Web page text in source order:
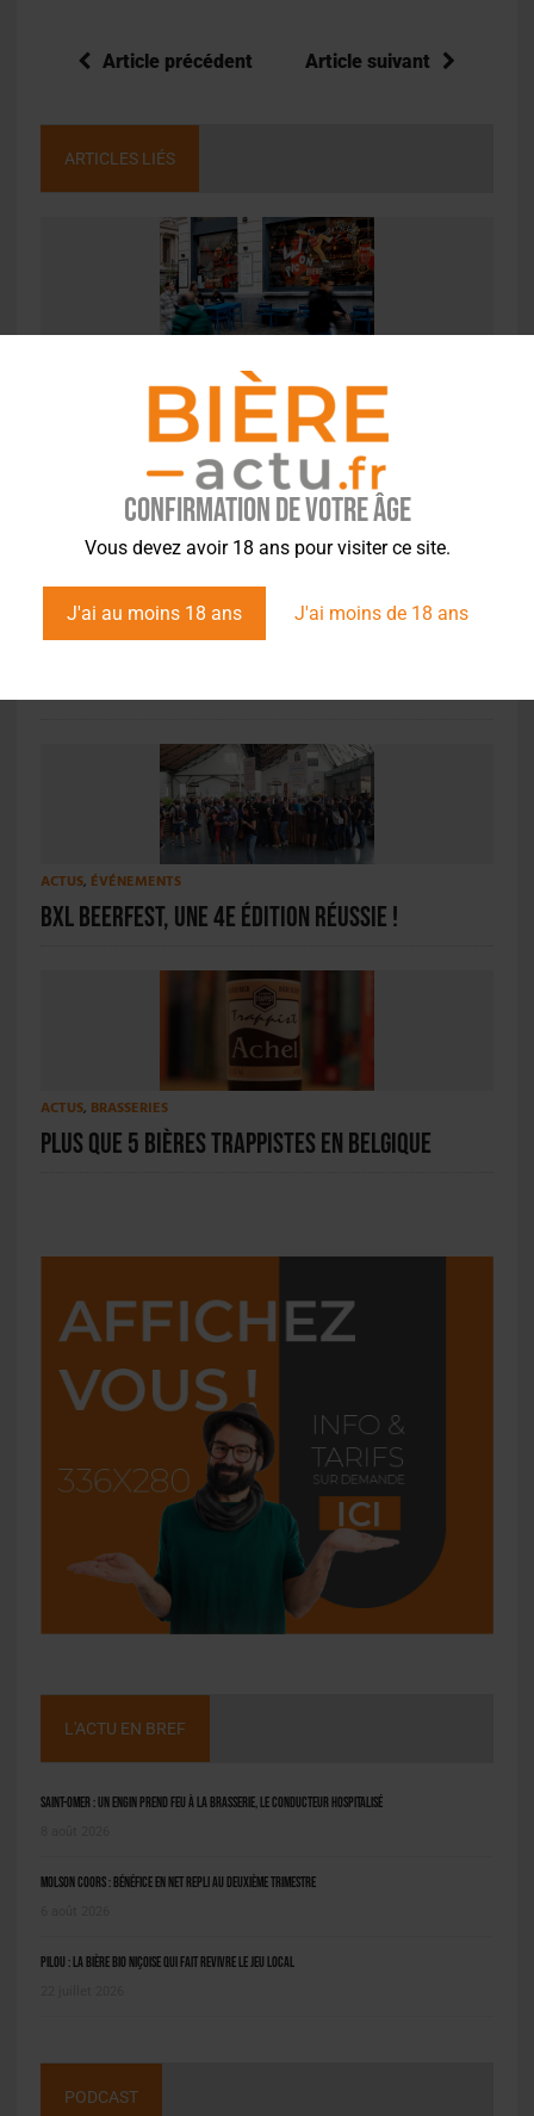
Confirmation de votre âge
Vous devez avoir 18 ans pour visiter ce site.
J'ai au moins 18 ans J'ai moins de 18 ans
Article précédent Article suivant
ARTICLES LIÉS
Art et Picon : 5 bars belges transformés en
ACTUS,STYLES
Nova
ACTUS, ÉVÉNEMENTS
BXL BeerFest, une 4e édition réussie !
ACTUS, BRASSERIES
Plus que 5 bières trappistes en Belgique
L'ACTU EN BREF
Saint-Omer : un engin prend feu à la brasserie, le conducteur hospitalisé
Molson Coors : bénéfice en net repli au deuxième trimestre
Pilou : la bière bio niçoise qui fait revivre le jeu local
PODCAST